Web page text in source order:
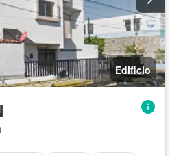
Edificio